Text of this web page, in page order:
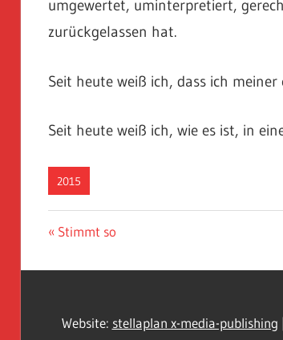
umgewertet, uminterpretiert,
zurückgelassen hat.
Seit heute weiß ich, dass ich
Seit heute weiß ich, wie es ist, in
2015
Beitragsnavigation
Vorheriger
Stimmt so
Website: stellaplan x-media-publishing |